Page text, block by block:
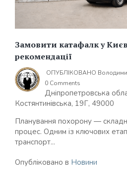
Замовити катафалк у
рекомендації
ОПУБЛІКОВАНО
0 Comments
Дніпропетровська
Костянтинівська, 19Г, 49000
Планування похорону —
процес. Одним із ключових
транспорт...
Опубліковано в Новини